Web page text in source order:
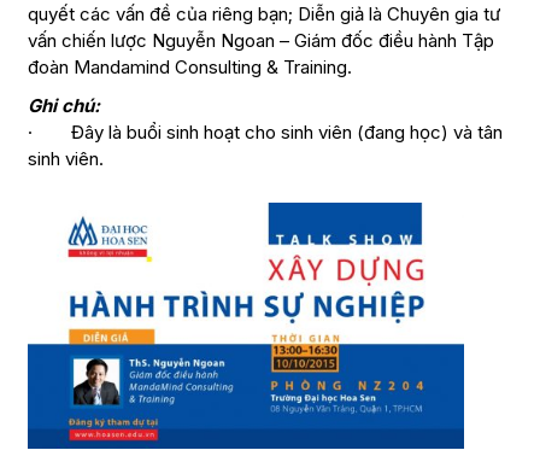
quyết các vấn đề của riêng bạn; Diễn giả là Chuyên gia tư
vấn chiến lược Nguyễn Ngoan – Giám đốc điều hành Tập
đoàn Mandamind Consulting & Training.
Ghi chú:
· Đây là buổi sinh hoạt cho sinh viên (đang học) và tân
sinh viên.